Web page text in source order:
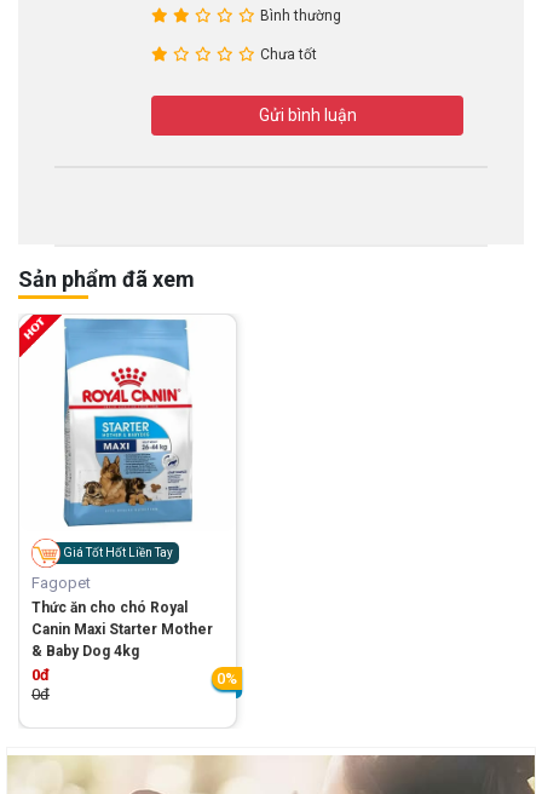
Bình thường
Chưa tốt
Gửi bình luận
Sản phẩm đã xem
Giá Tốt Hốt Liền Tay
Fagopet
Thức ăn cho chó Royal
Canin Maxi Starter Mother
& Baby Dog 4kg
0đ
0đ
0%